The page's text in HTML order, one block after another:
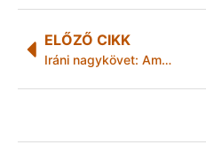
ELŐZŐ CIKK
Iráni nagykövet: Amerikának kell megtennie az első lépést